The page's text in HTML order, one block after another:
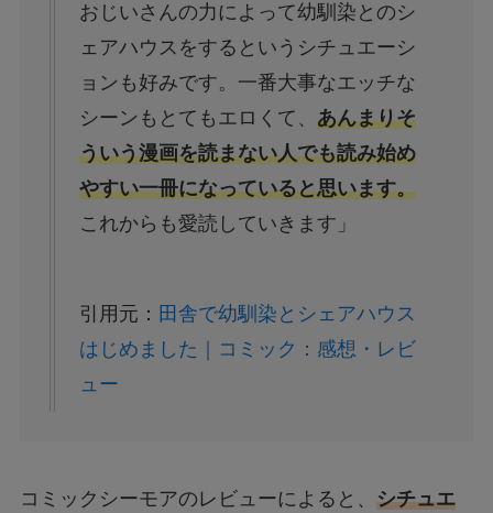
おじいさんの力によって幼馴染とのシ
ェアハウスをするというシチュエーシ
ョンも好みです。一番大事なエッチな
シーンもとてもエロくて、 あんまりそ
ういう漫画を読まない人でも読み始め
やすい一冊になっていると思います。
これからも愛読していきます」
引用元： 田舎で幼馴染とシェアハウス
はじめました｜コミック：感想・レビ
ュー
コミックシーモアのレビューによると、 シチュエ